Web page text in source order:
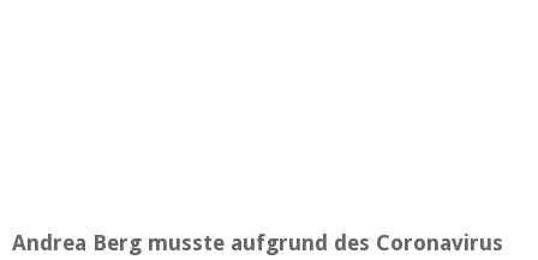
Andrea Berg musste aufgrund des Coronavirus